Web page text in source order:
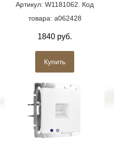
Артикул: W1181062. Код
товара: a062428
1840 руб.
Купить